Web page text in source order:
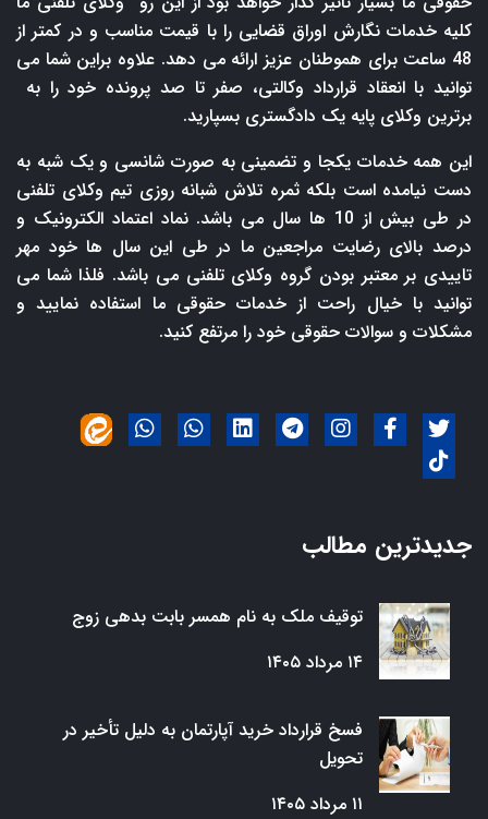
کلیه خدمات نگارش اوراق قضایی را با قیمت مناسب و در کمتر از
48 ساعت برای هموطنان عزیز ارائه می دهد. علاوه براین شما می
توانید با انعقاد قرارداد وکالتی، صفر تا صد پرونده خود را به
برترین وکلای پایه یک دادگستری بسپارید.
این همه خدمات یکجا و تضمینی به صورت شانسی و یک شبه به
دست نیامده است بلکه ثمره تلاش شبانه روزی تیم وکلای تلفنی
در طی بیش از 10 ها سال می باشد. نماد اعتماد الکترونیک و
درصد بالای رضایت مراجعین ما در طی این سال ها خود مهر
تاییدی بر معتبر بودن گروه وکلای تلفنی می باشد. فلذا شما می
توانید با خیال راحت از خدمات حقوقی ما استفاده نمایید و
مشکلات و سوالات حقوقی خود را مرتفع کنید.
جدیدترین مطالب
توقیف ملک به نام همسر بابت بدهی زوج
۱۴ مرداد ۱۴۰۵
فسخ قرارداد خرید آپارتمان به دلیل تأخیر در
تحویل
۱۱ مرداد ۱۴۰۵